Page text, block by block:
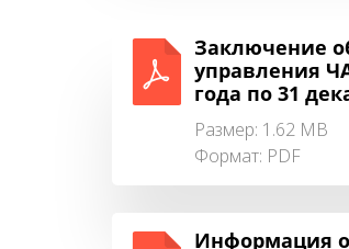
Заключение
управления
года по 31
Размер: 1.62 MB
Формат: PDF
Информация о